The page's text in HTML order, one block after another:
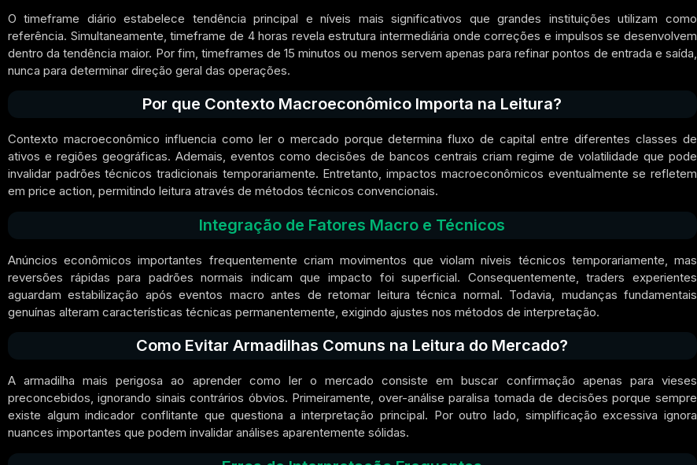
O timeframe diário estabelece tendência principal e níveis mais significativos que grandes instituições utilizam como
referência. Simultaneamente, timeframe de 4 horas revela estrutura intermediária onde correções e impulsos se desenvolvem
dentro da tendência maior. Por fim, timeframes de 15 minutos ou menos servem apenas para refinar pontos de entrada e saída,
nunca para determinar direção geral das operações.
Por que Contexto Macroeconômico Importa na Leitura?
Contexto macroeconômico influencia como ler o mercado porque determina fluxo de capital entre diferentes classes de
ativos e regiões geográficas. Ademais, eventos como decisões de bancos centrais criam regime de volatilidade que pode
invalidar padrões técnicos tradicionais temporariamente. Entretanto, impactos macroeconômicos eventualmente se refletem
em price action, permitindo leitura através de métodos técnicos convencionais.
Integração de Fatores Macro e Técnicos
Anúncios econômicos importantes frequentemente criam movimentos que violam níveis técnicos temporariamente, mas
reversões rápidas para padrões normais indicam que impacto foi superficial. Consequentemente, traders experientes
aguardam estabilização após eventos macro antes de retomar leitura técnica normal. Todavia, mudanças fundamentais
genuínas alteram características técnicas permanentemente, exigindo ajustes nos métodos de interpretação.
Como Evitar Armadilhas Comuns na Leitura do Mercado?
A armadilha mais perigosa ao aprender como ler o mercado consiste em buscar confirmação apenas para vieses
preconcebidos, ignorando sinais contrários óbvios. Primeiramente, over-análise paralisa tomada de decisões porque sempre
existe algum indicador conflitante que questiona a interpretação principal. Por outro lado, simplificação excessiva ignora
nuances importantes que podem invalidar análises aparentemente sólidas.